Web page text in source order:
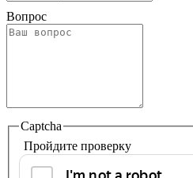
Вопрос
Captcha
Пройдите проверку